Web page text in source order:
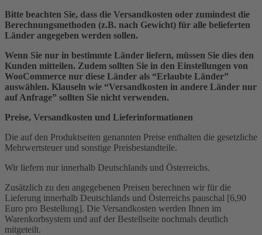
Bitte beachten Sie, dass die Versandkosten oder zumindest die
Berechnungsmethoden (z.B. nach Gewicht) für alle belieferten
Länder angegeben werden sollen.
Wenn Sie nur in bestimmte Länder liefern, müssen Sie dies den
Kunden mitteilen. Zudem sollten Sie in den Einstellungen von
WooCommerce nur diese Länder als “Erlaubte Länder”
auswählen. Klauseln wie “Versandkosten in andere Länder nur
auf Anfrage” sollten Sie nicht verwenden.
Preise, Versandkosten und Lieferinformationen
Die auf den Produktseiten genannten Preise enthalten die gesetzliche
Mehrwertsteuer und sonstige Preisbestandteile.
Wir liefern nur innerhalb Deutschlands und Österreichs.
Zusätzlich zu den angegebenen Preisen berechnen wir für die
Lieferung innerhalb Deutschlands und Österreichs pauschal [6,90
Euro pro Bestellung]. Die Versandkosten werden Ihnen im
Warenkorbsystem und auf der Bestellseite nochmals deutlich
mitgeteilt.